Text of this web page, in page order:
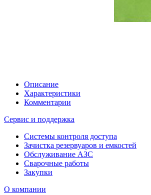
Описание
Характеристики
Комментарии
Сервис и поддержка
Системы контроля доступа
Зачистка резервуаров и емкостей
Обслуживание АЗС
Сварочные работы
Закупки
О компании